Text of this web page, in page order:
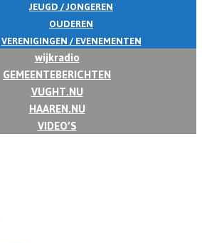
JEUGD / JONGEREN
OUDEREN
VERENIGINGEN / EVENEMENTEN
wijkradio
GEMEENTEBERICHTEN
VUGHT.NU
HAAREN.NU
VIDEO’S